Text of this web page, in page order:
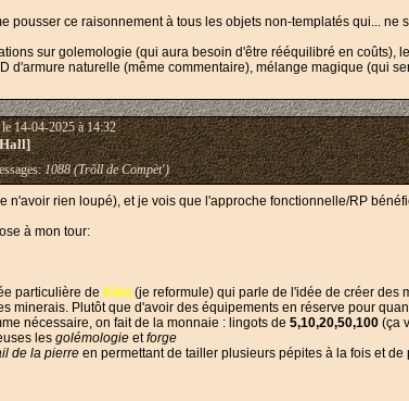
pousser ce raisonnement à tous les objets non-templatés qui... ne
sur golemologie (qui aura besoin d'être rééquilibré en coûts),
d'armure naturelle (même commentaire), mélange magique (qui
le 14-04-2025 à 14:32
1088 (Trõll de Compèt')
n'avoir rien loupé), et je vois que l'approche fonctionnelle/RP
à mon tour:
particulière de Kitni (je reformule) qui parle de l'idée de créer des
minerais. Plutôt que d'avoir des équipements en réserve pour
nécessaire, on fait de la monnaie : lingots de 5,10,20,50,100 (ça
les golémologie etforge
de la pierre en permettant de tailler plusieurs pépites à la fois et